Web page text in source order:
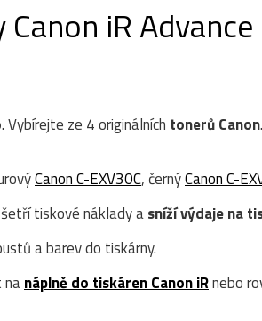
iR
. Vybírejte ze 4 originálních tonerůCanon
Canon C-EXV30C, černýCanon C-
tiskové náklady asníží výdaje na
a barev do tiskárny.
nanáplně do tiskáren Canon iRnebo